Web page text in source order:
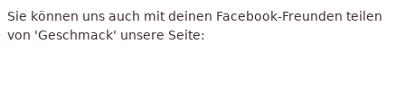
Sie können uns auch mit deinen Facebook-Freunden teilen
von 'Geschmack' unsere Seite: